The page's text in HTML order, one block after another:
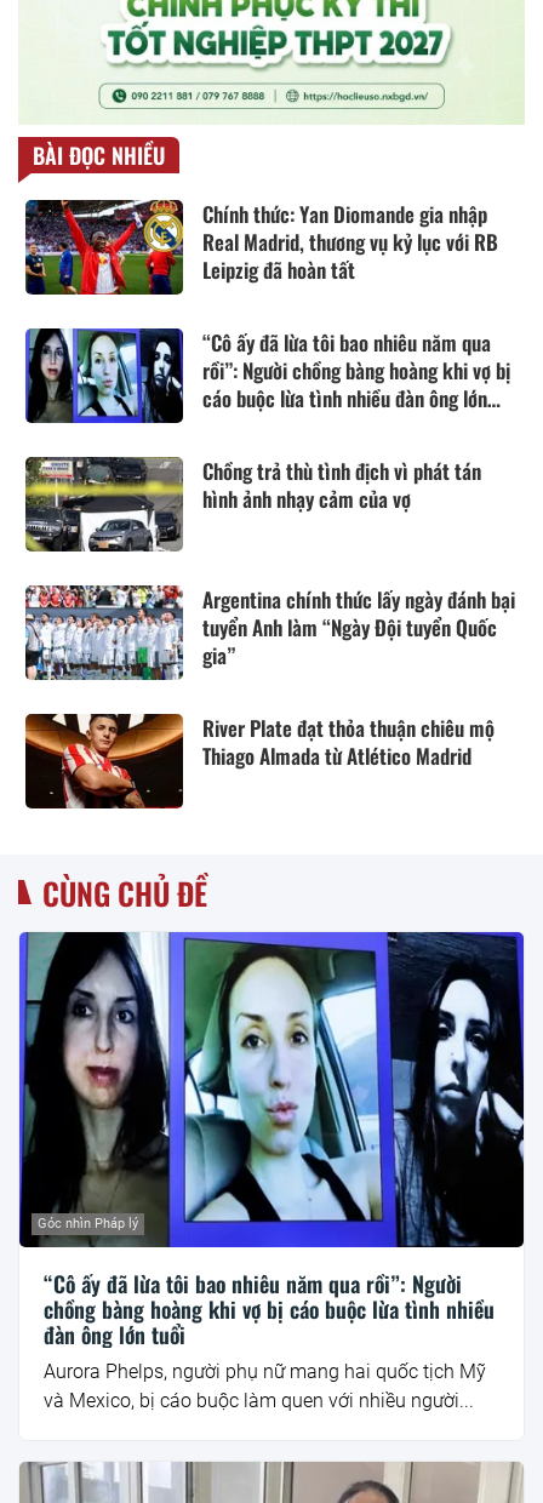
BÀI ĐỌC NHIỀU
Chính thức: Yan Diomande gia nhập
Real Madrid, thương vụ kỷ lục với RB
Leipzig đã hoàn tất
“Cô ấy đã lừa tôi bao nhiêu năm qua
rồi”: Người chồng bàng hoàng khi vợ bị
cáo buộc lừa tình nhiều đàn ông lớn
Chồng trả thù tình địch vì phát tán
hình ảnh nhạy cảm của vợ
Argentina chính thức lấy ngày đánh bại
tuyển Anh làm “Ngày Đội tuyển Quốc
gia”
River Plate đạt thỏa thuận chiêu mộ
Thiago Almada từ Atlético Madrid
CÙNG CHỦ ĐỀ
Góc nhìn Pháp lý
“Cô ấy đã lừa tôi bao nhiêu năm qua rồi”: Người
chồng bàng hoàng khi vợ bị cáo buộc lừa tình nhiều
đàn ông lớn tuổi
Aurora Phelps, người phụ nữ mang hai quốc tịch Mỹ
và Mexico, bị cáo buộc làm quen với nhiều người...